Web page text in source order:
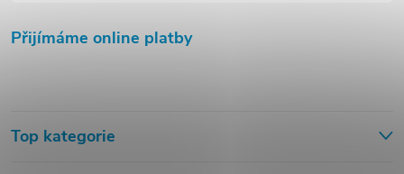
Přijímáme online platby
Top kategorie